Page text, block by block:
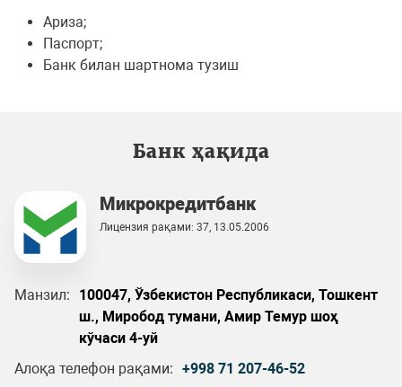
Ариза;
Паспорт;
Банк билан шартнома тузиш
Банк ҳақида
Микрокредитбанк
Лицензия рақами: 37, 13.05.2006
Манзил:
100047, Ўзбекистон Республикаси, Тошкент
ш., Миробод тумани, Амир Темур шоҳ
кўчаси 4-уй
Алоқа телефон рақами: +998 71 207-46-52